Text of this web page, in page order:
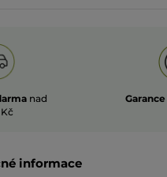
nad
Garance
informace